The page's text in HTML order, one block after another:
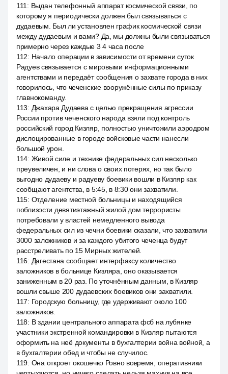
111 : Выдан телефонный аппарат космической связи, по
которому я периодически должен был связываться с
дудаевым. Был ли установлен график космической связи
между дудаевым и вами? Да, мы должны были связываться
примерно через каждые 3 4 часа после
112: Начало операции в зависимости от времени суток
Радуев связывается с мировыми информационными
агентствами и передаёт сообщения о захвате города в них
говорилось, что чеченские вооружённые силы по приказу
главнокоманду.
113: Джахара Дудаева с целью прекращения агрессии
России против чеченского народа взяли под контроль
российский город Кизляр, полностью уничтожили аэродром
дислоцированные в городе войсковые части нанесли
большой урон.
114: Живой силе и технике федеральных сил несколько
преувеличен, и ни слова о своих потерях, но так было
выгодно дудаеву и радуеву боевики вошли в Кизляр как
сообщают агентства, в 5:45, в 8:30 они захватили.
115: Отделение местной больницы и находящийся
поблизости девятиэтажный жилой дом террористы
потребовали у властей немедленного вывода
федеральных сил из чечни боевики сказали, что захватили
3000 заложников и за каждого убитого чеченца будут
расстреливать по 15 Мирных жителей.
116: Дагестана сообщает интерфаксу количество
заложников в больнице Кизляра, оно оказывается
заниженным в 20 раз. По уточнённым данным, в Кизляр
вошли свыше 200 дудаевских боевиков они захватили.
117: Городскую больницу, где удерживают около 100
заложников.
118: В здании центрального аппарата фсб на лубянке
участники экстренной командировки в Кизляр пытаются
оформить на неё документы в бухгалтерии война войной, а
в бухгалтерии обед и чтобы не случилос.
119: Она откроет окошечко Ровно вовремя, оперативники